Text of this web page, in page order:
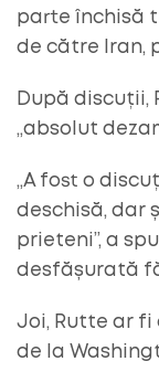
parte închisă
de către Iran,
După discuții,
„absolut
„A fost o
deschisă, dar
prieteni”, a
desfășurată
Joi, Rutte ar
de la